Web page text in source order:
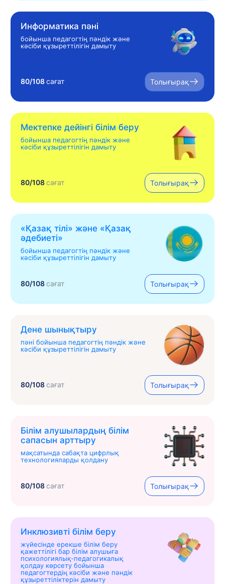
Информатика пәні
бойынша педагогтің пәндік және
кәсіби құзыреттілігін дамыту
80/108сағат Толығырақ
Мектепке дейінгі білім беру
бойынша педагогтің пәндік және
кәсіби құзыреттілігін дамыту
80/108сағат Толығырақ
«Қазақ тілі» жəне «Қазақ
əдебиеті»
бойынша педагогтің пәндік және
кәсіби құзыреттілігін дамыту
80/108сағат Толығырақ
Дене шынықтыру
пәні бойынша педагогтің пәндік және
кәсіби құзыреттілігін дамыту
80/108сағат Толығырақ
Білім алушылардың білім
сапасын арттыру
мақсатында сабақта цифрлық
технологияларды қолдану
80/108сағат Толығырақ
Инклюзивті білім беру
жүйесінде ерекше білім беру
қажеттілігі бар білім алушыға
психологиялық-педагогикалық
қолдау көрсету бойынша
педагогтердің кәсіби және пәндік
құзыреттіліктерін дамыту